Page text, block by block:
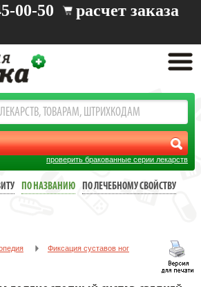
00-50 расчет заказа
проверить бракованные серии лекарств
ПО НАЗВАНИЮ
ПО ЛЕЧЕБНОМУ СВОЙСТВУ
Фиксация суставов ног
[ПУШ]